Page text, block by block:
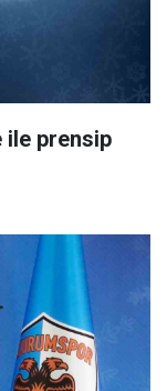
ile prensip